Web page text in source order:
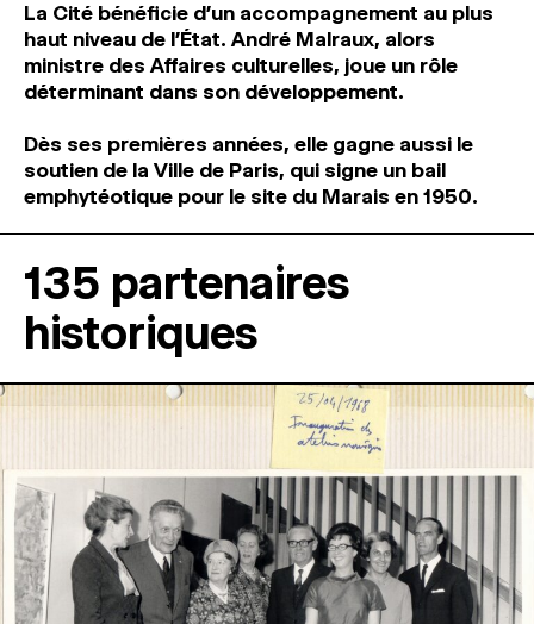
La Cité bénéficie d’un accompagnement au plus
haut niveau de l’État. André Malraux, alors
ministre des Affaires culturelles, joue un rôle
déterminant dans son développement.
Dès ses premières années, elle gagne aussi le
soutien de la Ville de Paris, qui signe un bail
emphytéotique pour le site du Marais en 1950.
135 partenaires
historiques